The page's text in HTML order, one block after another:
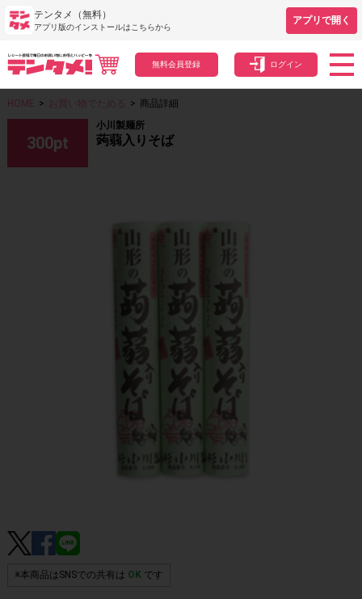
テンタメ（無料）
アプリ版のインストールはこちらから
アプリで開く
無料会員登録 ログイン
HOME > お買い物でためる > 商品詳細
300pt
小川製麺所
蒟蒻入りそば
※本商品はSNSでの共有は OKです